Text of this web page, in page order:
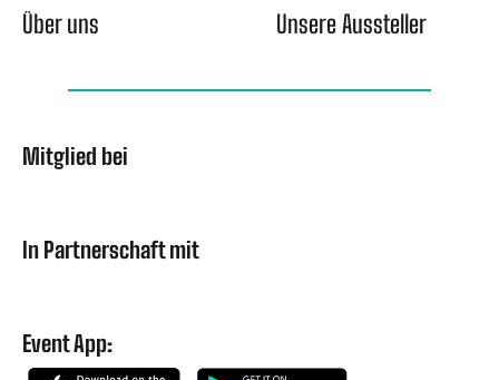
Über uns Unsere Aussteller
Mitglied bei
In Partnerschaft mit
Event App: